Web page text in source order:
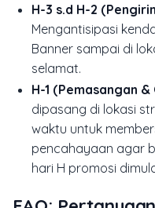
H-3 s.d H-2
Mengantisipasi
Banner sampai di
selamat.
H-1 (Pemasangan
dipasang di lokasi
waktu untuk
pencahayaan agar
hari H promosi